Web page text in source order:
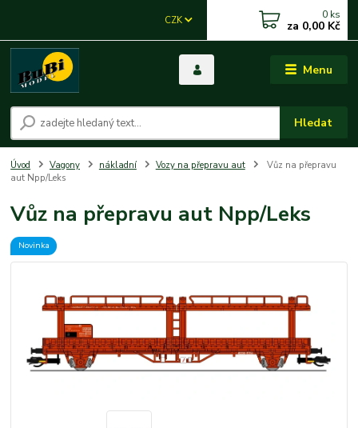
Menu
CZK
Hledat
0 ks
za 0,00 Kč
Úvod Vagony nákladní Vozy na přepravu aut
Vůz na přepravu
aut Npp/Leks
Vůz na přepravu aut Npp/Leks
Novinka